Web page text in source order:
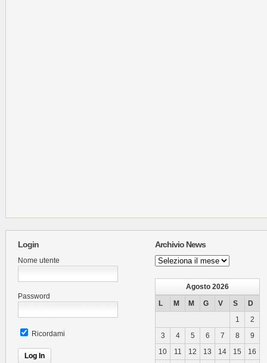
Login
Nome utente
Password
Ricordami
Archivio News
Archivio
News
Agosto 2026
L
M M G V S
D
1
2
3
4 5 6 7 8
9
10
11 12 13 14 15
16